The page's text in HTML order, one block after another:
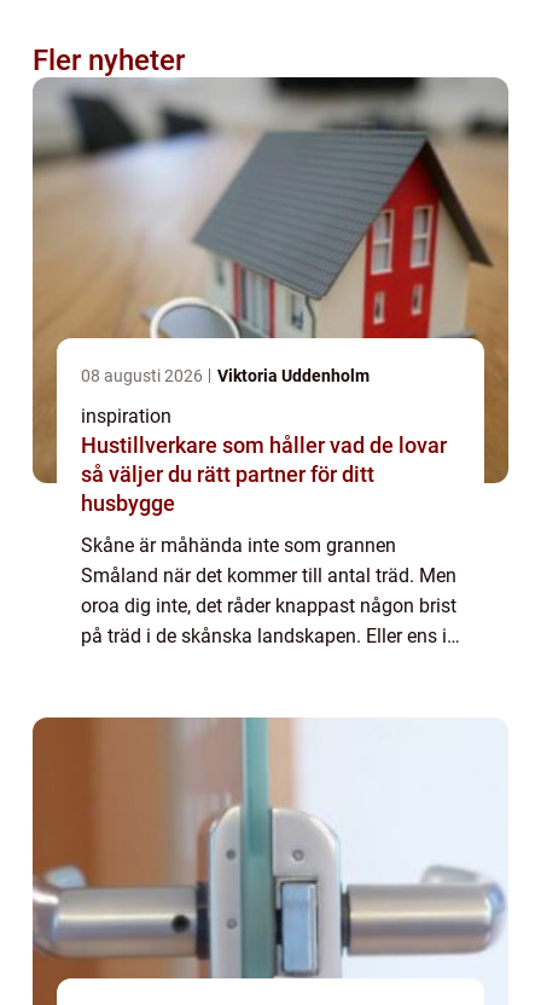
Fler nyheter
08 augusti 2026 Viktoria Uddenholm
inspiration
Hustillverkare som håller vad de lovar
så väljer du rätt partner för ditt
husbygge
Skåne är måhända inte som grannen
Småland när det kommer till antal träd. Men
oroa dig inte, det råder knappast någon brist
på träd i de skånska landskapen. Eller ens i